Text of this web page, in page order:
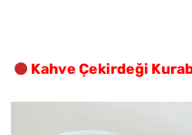
Kahve Çekirdeği